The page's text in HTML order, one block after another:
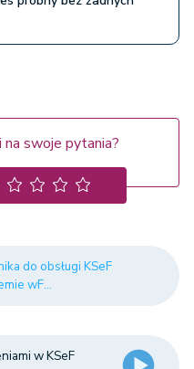
swoje pytania?
do obsługi KSeF
wF...
w KSeF